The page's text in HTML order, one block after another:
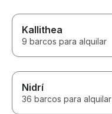
Kallithea
9 barcos para alquilar
Nidrí
36 barcos para alquilar